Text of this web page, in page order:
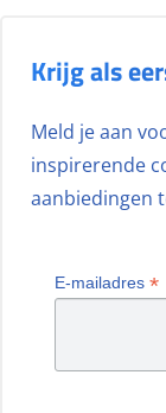
Krijg als
Meld je aan
inspirerende
aanbiedingen
E-mailadres *